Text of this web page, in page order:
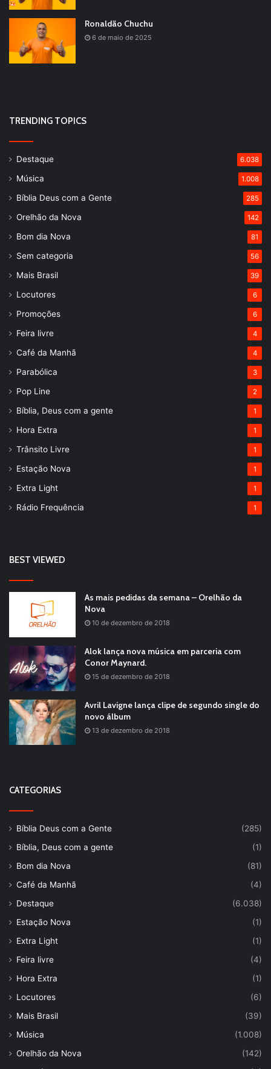
Ronaldão Chuchu
6 de maio de 2025
TRENDING TOPICS
Destaque 6.038
Música 1.008
Bíblia Deus com a Gente 285
Orelhão da Nova 142
Bom dia Nova 81
Sem categoria 56
Mais Brasil 39
Locutores 6
Promoções 6
Feira livre 4
Café da Manhã 4
Parabólica 3
Pop Line 2
Bíblia, Deus com a gente 1
Hora Extra 1
Trânsito Livre 1
Estação Nova 1
Extra Light 1
Rádio Frequência 1
BEST VIEWED
As mais pedidas da semana – Orelhão da
Nova
10 de dezembro de 2018
Alok lança nova música em parceria com
Conor Maynard.
15 de dezembro de 2018
Avril Lavigne lança clipe de segundo single do
novo álbum
13 de dezembro de 2018
CATEGORIAS
Bíblia Deus com a Gente
(285)
Bíblia, Deus com a gente
(1)
Bom dia Nova
(81)
Café da Manhã
(4)
Destaque
(6.038)
Estação Nova
(1)
Extra Light
(1)
Feira livre
(4)
Hora Extra
(1)
Locutores
(6)
Mais Brasil
(39)
Música
(1.008)
Orelhão da Nova
(142)